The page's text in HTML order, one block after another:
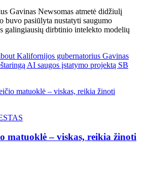
Gavinas Newsomas atmetė didžiulį
buvo pasiūlyta nustatyti saugumo
galingiausių dirbtinio intelekto modelių
Kalifornijos gubernatorius Gavinas
AI saugos įstatymo projektą SB
matuoklė – viskas, reikia žinoti